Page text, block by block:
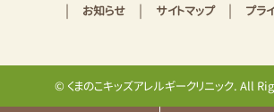
| お知らせ| サイトマップ| プラ
© くまのこキッズアレルギークリニック. All